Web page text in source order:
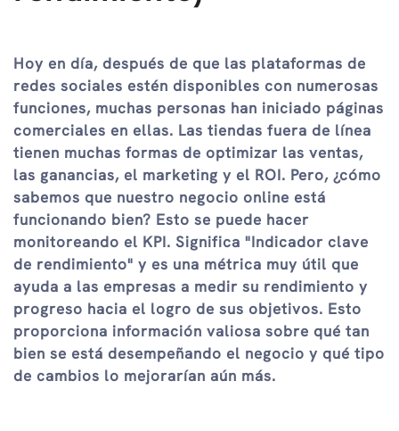
Hoy en día, después de que las plataformas de
redes sociales estén disponibles con numerosas
funciones, muchas personas han iniciado páginas
comerciales en ellas. Las tiendas fuera de línea
tienen muchas formas de optimizar las ventas,
las ganancias, el marketing y el ROI. Pero, ¿cómo
sabemos que nuestro negocio online está
funcionando bien? Esto se puede hacer
monitoreando el KPI. Significa "Indicador clave
de rendimiento" y es una métrica muy útil que
ayuda a las empresas a medir su rendimiento y
progreso hacia el logro de sus objetivos. Esto
proporciona información valiosa sobre qué tan
bien se está desempeñando el negocio y qué tipo
de cambios lo mejorarían aún más.